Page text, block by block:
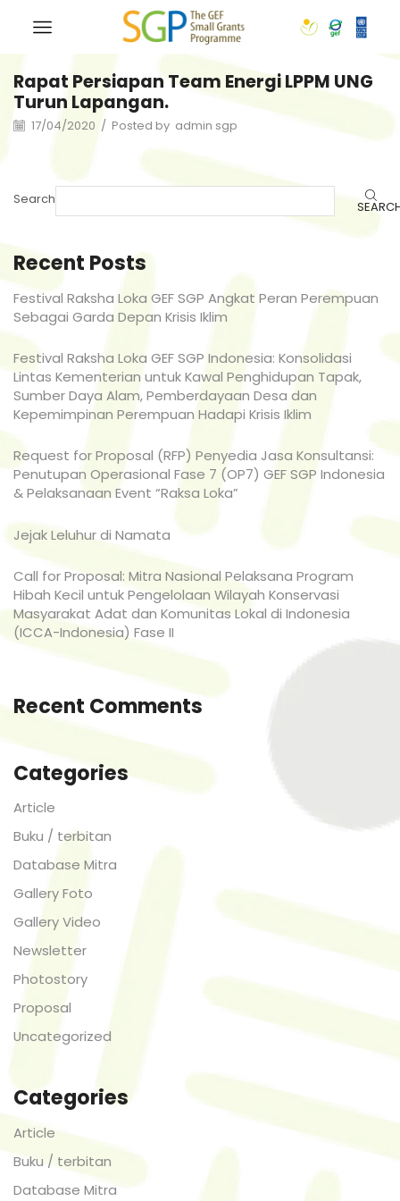
Rapat Persiapan Team Energi LPPM UNG
Turun Lapangan.
17/04/2020 / Posted by admin sgp
Search
Recent Posts
Festival Raksha Loka GEF SGP Angkat Peran Perempuan
Sebagai Garda Depan Krisis Iklim
Festival Raksha Loka GEF SGP Indonesia: Konsolidasi
Lintas Kementerian untuk Kawal Penghidupan Tapak,
Sumber Daya Alam, Pemberdayaan Desa dan
Kepemimpinan Perempuan Hadapi Krisis Iklim
Request for Proposal (RFP) Penyedia Jasa Konsultansi:
Penutupan Operasional Fase 7 (OP7) GEF SGP Indonesia
& Pelaksanaan Event “Raksa Loka”
Jejak Leluhur di Namata
Call for Proposal: Mitra Nasional Pelaksana Program
Hibah Kecil untuk Pengelolaan Wilayah Konservasi
Masyarakat Adat dan Komunitas Lokal di Indonesia
(ICCA-Indonesia) Fase II
Recent Comments
Categories
Article
Buku / terbitan
Database Mitra
Gallery Foto
Gallery Video
Newsletter
Photostory
Proposal
Uncategorized
Categories
Article
Buku / terbitan
Database Mitra